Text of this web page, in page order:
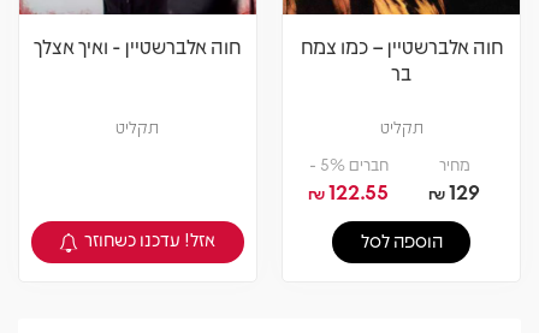
חוה אלברשטיין – כמו צמח
בר
תקליט
מחיר
129
₪
חברים 5% -
122.55
₪
הוספה לסל
חוה אלברשטיין - ואיך אצלך
תקליט
צפיה במוצר
אזל! עדכנו כשחוזר